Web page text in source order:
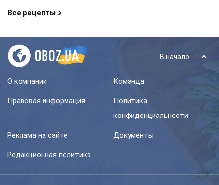
Все рецепты
В начало
О компании Команда
Правовая информация
Политика
конфиденциальности
Реклама на сайте Документы
Редакционная политика